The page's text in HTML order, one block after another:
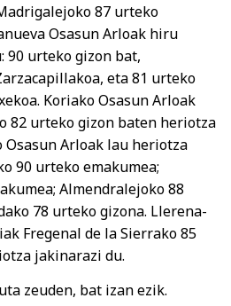
87 urteko
Osasun Arloak hiru
urteko gizon bat,
eta 81 urteko
Koriako Osasun Arloak
82 urteko gizon baten heriotza
Arloak lau heriotza
90 urteko emakumea;
Almendralejoko 88
78 urteko gizona. Llerena-
Fregenal de la Sierrako 85
jakinarazi du.
zeuden, bat izan ezik.